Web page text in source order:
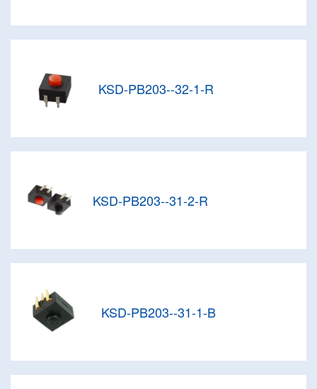
KSD-PB203--32-1-R
KSD-PB203--31-2-R
KSD-PB203--31-1-B